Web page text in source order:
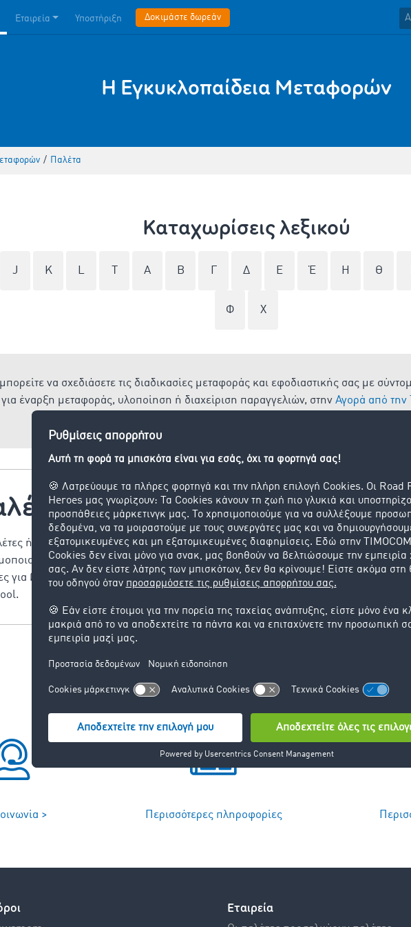
Εταιρεία Υποστήριξη Δοκιμάστε δωρεάν
Η Εγκυκλοπαίδεια Mεταφορών
/ Παλέτα
Καταχωρίσεις λεξικού
J K L Α Β Δ Ε Έ Η Θ
Φ Χ
να σχεδιάσετε τις διαδικασίες μεταφοράς και εφοδιαστικής σας με
για έναρξη μεταφοράς, υλοποίηση ή διαχείριση παραγγελιών, στην Αγορά από την
ή πιο συγκεκριμένα οι παλέτες μεταφορών είναι επίπεδα μέσα φόρτωσης τα
για τη μεταφορά στοιβάξιμων προϊόντων. Υπάρχουν διάφορα είδη,
για βαρέλια) από διάφορα υλικά όπως ξύλο, πλαστικό ή χάλυβα. Η πιο γνωστή
> Περισσότερες πληροφορίες
Εταιρεία